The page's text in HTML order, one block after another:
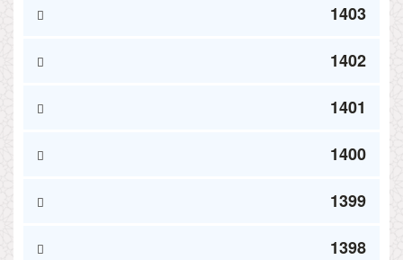
1403
1402
1401
1400
1399
1398